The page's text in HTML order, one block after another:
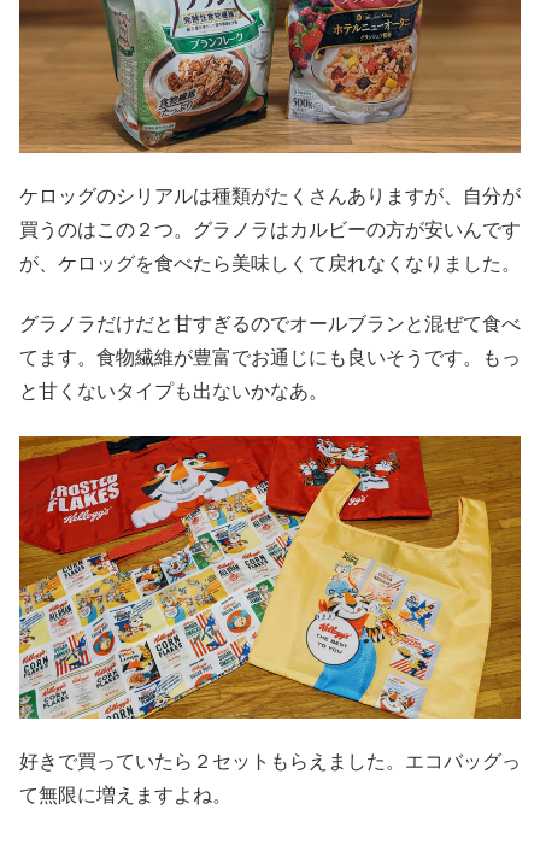
ケロッグのシリアルは種類がたくさんありますが、自分が
買うのはこの２つ。グラノラはカルビーの方が安いんです
が、ケロッグを食べたら美味しくて戻れなくなりました。
グラノラだけだと甘すぎるのでオールブランと混ぜて食べ
てます。食物繊維が豊富でお通じにも良いそうです。もっ
と甘くないタイプも出ないかなあ。
好きで買っていたら２セットもらえました。エコバッグっ
て無限に増えますよね。